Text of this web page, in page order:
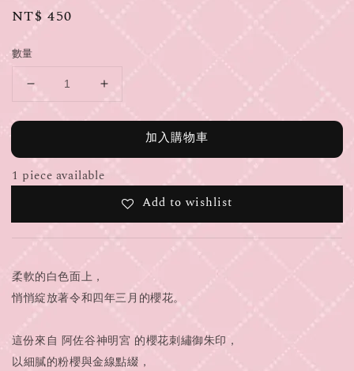
Regular
NT$ 450
數量
加入購物車
1 piece available
Add to wishlist
柔軟的白色面上，
悄悄綻放著令和四年三月的櫻花。
這份來自 阿佐谷神明宮 的櫻花刺繡御朱印，
以細膩的粉櫻與金線點綴，